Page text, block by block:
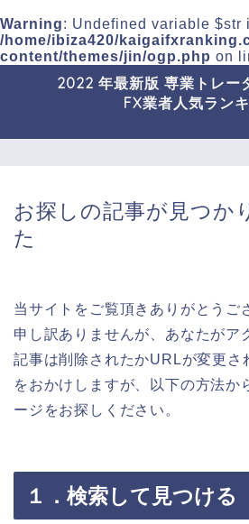
Warning: Undefined variable $str
/home/ibiza420/
content/themes/jin/ogp.php on
2022 年最新版 専業トレー
FX業者人気ラン
お探しの記事が見つか
た
当サイトをご覧頂きありがとうご
申し訳ありませんが、あなたがア
記事は削除されたかURLが変更さ
をおかけしますが、以下の方法か
ージをお探しください。
１．検索して見つける